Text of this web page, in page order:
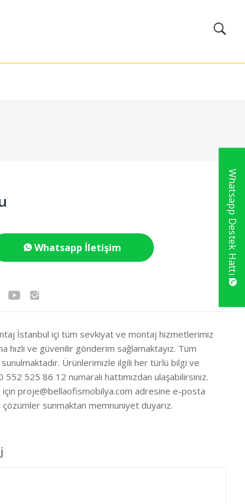
Whatsapp İletişim
İstanbul içi tüm sevkiyat ve montaj hizmetlerimiz
hızlı ve güvenilir gönderim sağlamaktayız. Tüm
Ürünlerimizle ilgili her türlü bilgi ve
525 86 12 numaralı hattımızdan ulaşabilirsiniz.
proje@bellaofismobilya.com adresine e-posta
sunmaktan memnuniyet duyarız.
Whatsapp Destek Hattı